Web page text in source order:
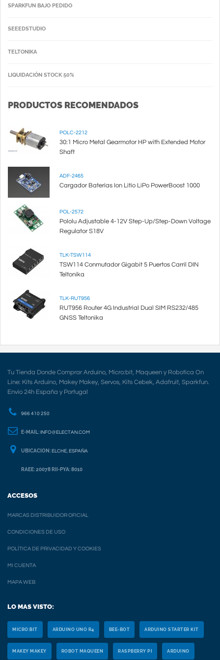
SPARKFUN BAJO PEDIDO
SEEEDSTUDIO
TELTONIKA
LIQUIDACIÓN STOCK 50%
PRODUCTOS RECOMENDADOS
POLC-2212
30:1 Micro Metal Gearmotor HP with Extended Motor
Shaft
ADF-2465
Cargador Baterías Ion Litio LiPo PowerBoost 1000
POL-2572
Pololu Adjustable 4-12V Step-Up/Step-Down Voltage
Regulator S18V
TLK-TSW114
TSW114 Conmutador Gigabit 5 Puertos Carril DIN
Teltonika
TLK-RUT956
RUT956 Router 4G Industrial Dual SIM RS232/485
GNSS Teltonika
Tu Tienda Donde Comprar Arduino, Micro:bit, Maqueen y Robotica On
Line: Kits Arduino, Makey Makey, Servos, Kits Cebek, Adafruit, Sparkfun.
Envio 24h España y Portugal
966 410 250
E-MAIL: INFO@ELECTAN.COM
UBICACION: ELCHE, ESPAÑA
RAEE: 20078 RII-PYA: 8010
ACCESOS
MARCAS DISTRIBUIDOR OFICIAL
CONDICIONES DE USO
POLÍTICA DE PRIVACIDAD Y COOKIES
MI CUENTA
MAPA WEB
LO MAS VISTO:
MICRO:BIT ARDUINO UNO R4 BEE-BOT ARDUINO STARTER KIT
MAKEY MAKEY ROBOT MAQUEEN RASPBERRY PI ARDUINO